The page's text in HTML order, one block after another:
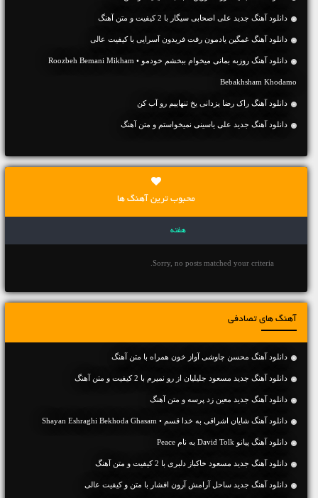
دانلود آهنگ جديد علی اصحابی سیگار با 2 کیفیت و متن آهنگ
دانلود آهنگ غمگین یادمون رفت فریدون آسرایی با کیفیت عالی
دانلود آهنگ روزبه بمانی میخوام ببخشم خودمو • Roozbeh Bemani Mikham
Bebakhsham Khodamo
دانلود آهنگ راک رضا یزدانی یخ تنهاییم رو آب کن
دانلود آهنگ جديد علی یاسینی نمیخواستم و متن آهنگ
محبوب ترین آهنگ ها
هفته
Sorry, no posts matched your criteria.
آهنگ های تصادفی
دانلود آهنگ محسن چاوشی آواز خون همراه با متن آهنگ
دانلود آهنگ جديد مسعود جلیلیان از رو نمیرم با 2 کیفیت و متن آهنگ
دانلود آهنگ جديد معین زد پرسه و متن آهنگ
دانلود آهنگ شایان اشراقی به خدا قسم • Shayan Eshraghi Bekhoda Ghasam
دانلود آهنگ پیانو David Tolk به نام Peace
دانلود آهنگ جديد مسعود خاکباز دلبری با 2 کیفیت و متن آهنگ
دانلود آهنگ جديد ساحل آرامش آرون افشار با متن و کیفیت عالی